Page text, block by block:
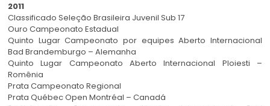
2011
Classificado Seleção Brasileira Juvenil Sub 17
Ouro Campeonato Estadual
Quinto Lugar Campeonato por equipes Aberto Internacional
Bad Brandemburgo – Alemanha
Quinto Lugar Campeonato Aberto Internacional Ploiesti –
Romênia
Prata Campeonato Regional
Prata Québec Open Montréal – Canadá